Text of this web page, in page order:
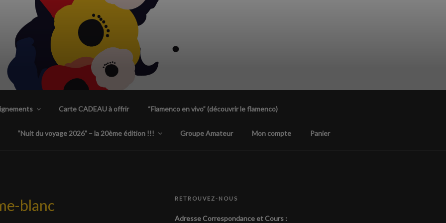
PLANTA TACÓN
à Nantes
Carte CADEAU à offrir “Flamenco en vivo” (découvrir le flamenco)
“Nuit du voyage 2026” – la 20ème édition !!! Groupe Amateur Mon compte Panier
blanc RETROUVEZ-NOUS
Adresse Correspondance et Cours :